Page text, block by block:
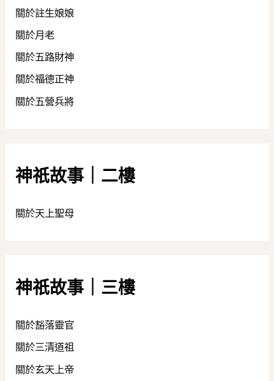
關於註生娘娘
關於月老
關於五路財神
關於福德正神
關於五營兵將
神祇故事｜二樓
關於天上聖母
神祇故事｜三樓
關於豁落靈官
關於三清道祖
關於玄天上帝